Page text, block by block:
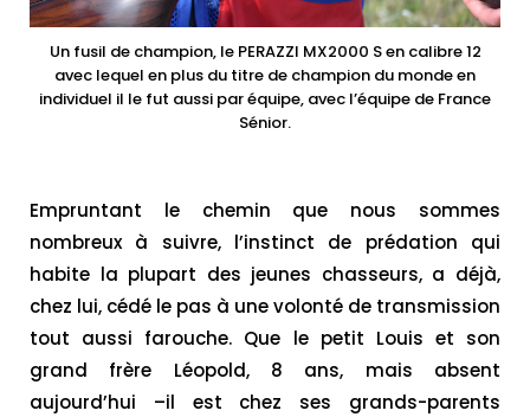
Un fusil de champion, le PERAZZI MX2000 S en calibre 12
avec lequel en plus du titre de champion du monde en
individuel il le fut aussi par équipe, avec l’équipe de France
Sénior.
Empruntant le chemin que nous sommes
nombreux à suivre, l’instinct de prédation qui
habite la plupart des jeunes chasseurs, a déjà,
chez lui, cédé le pas à une volonté de transmission
tout aussi farouche. Que le petit Louis et son
grand frère Léopold, 8 ans, mais absent
aujourd’hui –il est chez ses grands-parents